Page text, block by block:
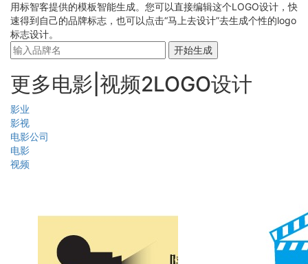
用标智客提供的模板智能生成。您可以直接编辑这个LOGO设计，快
速得到自己的品牌标志，也可以点击“马上去设计”去生成个性的logo
标志设计。
开始生成
更多电影|视频2LOGO设计
影业
影视
电影公司
电影
视频